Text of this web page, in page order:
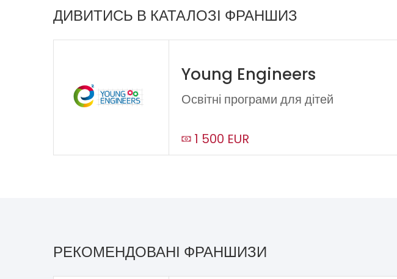
ДИВИТИСЬ В КАТАЛОЗІ ФРАНШИЗ
Young Engineers
Освітні програми для дітей
1 500 EUR
РЕКОМЕНДОВАНІ ФРАНШИЗИ